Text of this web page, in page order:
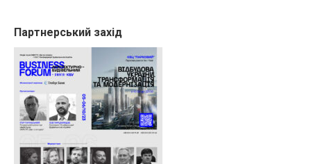
Партнерський захід